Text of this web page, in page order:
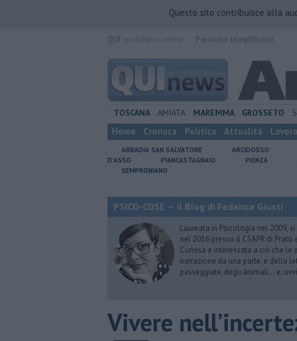
Questo sito contribuisce alla
TOSCANA AMIATA MAREMMA GROSSETO
Home Cronaca Politica Attualità Lavoro
ABBADIA SAN SALVATORE ARCIDOSSO
D'ASSO
PIANCASTAGNAIO PIENZA
SEMPRONIANO
PSICO-COSE — il Blog di Federica Giusti
Laureata in Psicologia nel 2009,
nel 2016 presso il CSAPR di
Curiosa e interessata a ciò che
narrazione da una parte, e della
passeggiate, degli animali… e,
​Vivere